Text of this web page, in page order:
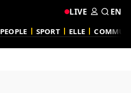
PEOPLE SPORT ELLE
LIVE EN